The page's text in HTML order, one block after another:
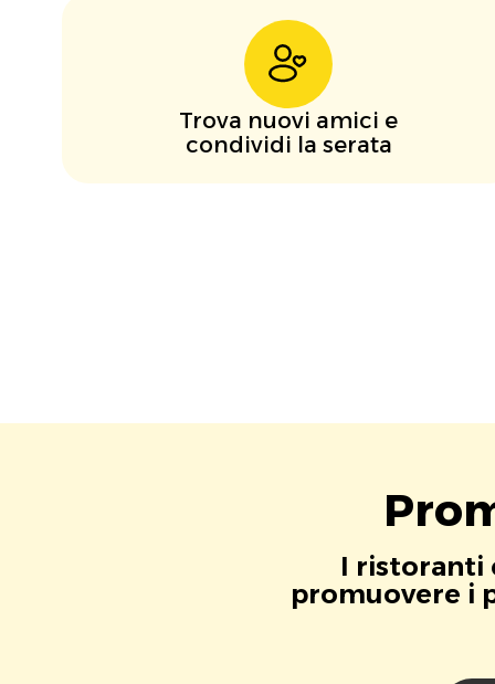
Trova nuovi amici e
condividi la serata
I ristoranti
promuovere i